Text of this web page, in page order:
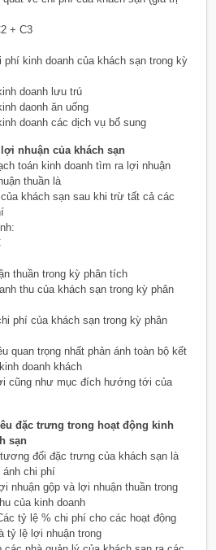
+ C3
phí kinh doanh của khách sạn trong kỳ
doanh lưu trú
daonh ăn uống
doanh các dịch vụ bổ sung
nhuận của khách sạn
toán kinh doanh tìm ra lợi nhuận
thuần là
khách sạn sau khi trừ tất cả các
thuần trong kỳ phân tích
thu của khách sạn trong kỳ phân
phí của khách sạn trong kỳ phân
quan trọng nhất phản ánh toàn bộ kết
doanh khách
cũng như mục đích hướng tới của
đặc trưng trong hoạt động kinh
sạn
đối đặc trưng của khách sạn là
ánh chi phí
nhuận gộp và lợi nhuận thuần trong
của kinh doanh
tỷ lệ % chi phí cho các hoạt động
tỷ lệ lợi nhuận trong